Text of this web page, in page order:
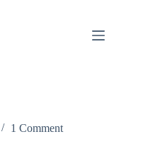
1 Comment